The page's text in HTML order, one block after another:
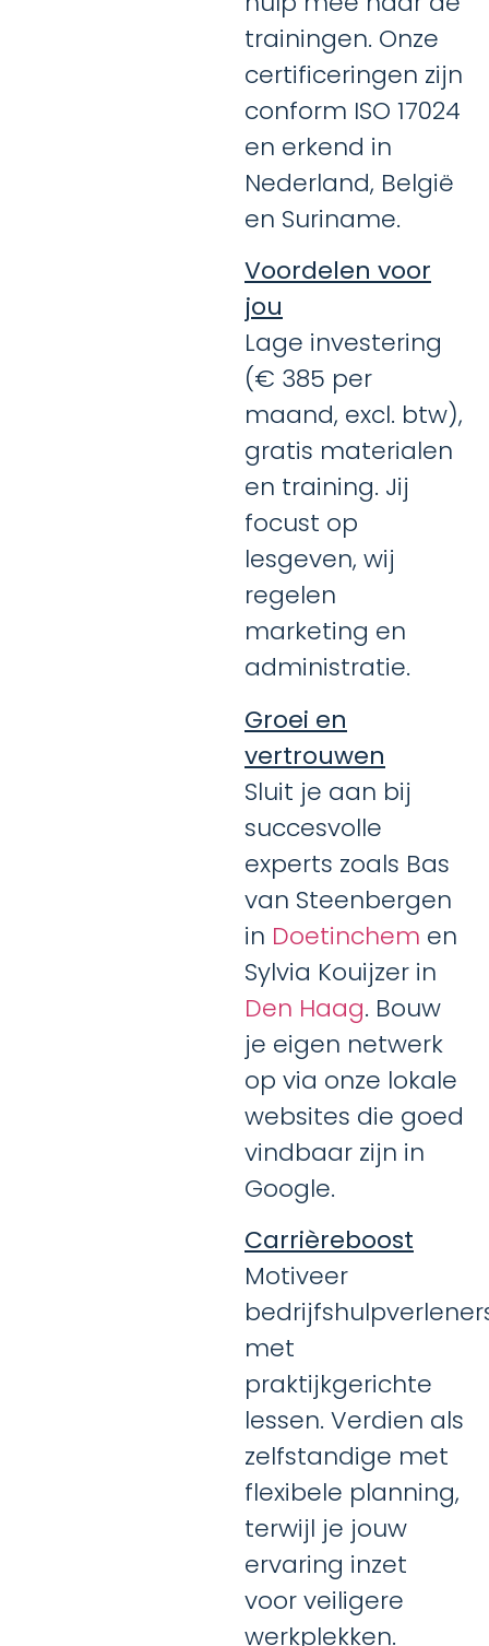
trainingen. Onze
certificeringen zijn
conform ISO 17024
en erkend in
Nederland, België
en Suriname.
Voordelen voor
jou
Lage investering
(€ 385 per
maand, excl. btw),
gratis materialen
en training. Jij
focust op
lesgeven, wij
regelen
marketing en
administratie.
Groei en
vertrouwen
Sluit je aan bij
succesvolle
experts zoals Bas
van Steenbergen
in Doetinchem en
Sylvia Kouijzer in
Den Haag. Bouw
je eigen netwerk
op via onze lokale
websites die goed
vindbaar zijn in
Google.
Carrièreboost
Motiveer
met
praktijkgerichte
lessen. Verdien als
zelfstandige met
flexibele planning,
terwijl je jouw
ervaring inzet
voor veiligere
werkplekken.